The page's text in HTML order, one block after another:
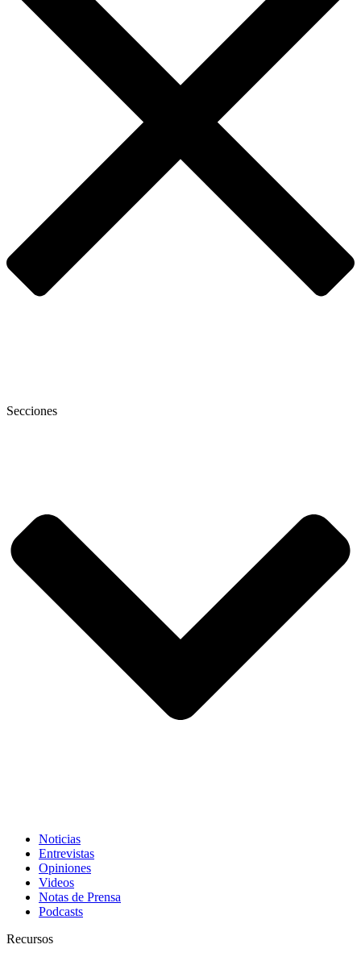
Secciones
Noticias
Entrevistas
Opiniones
Videos
Notas de Prensa
Podcasts
Recursos